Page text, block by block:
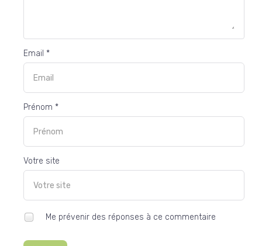
Email *
Prénom *
Votre site
Me prévenir des réponses à ce commentaire